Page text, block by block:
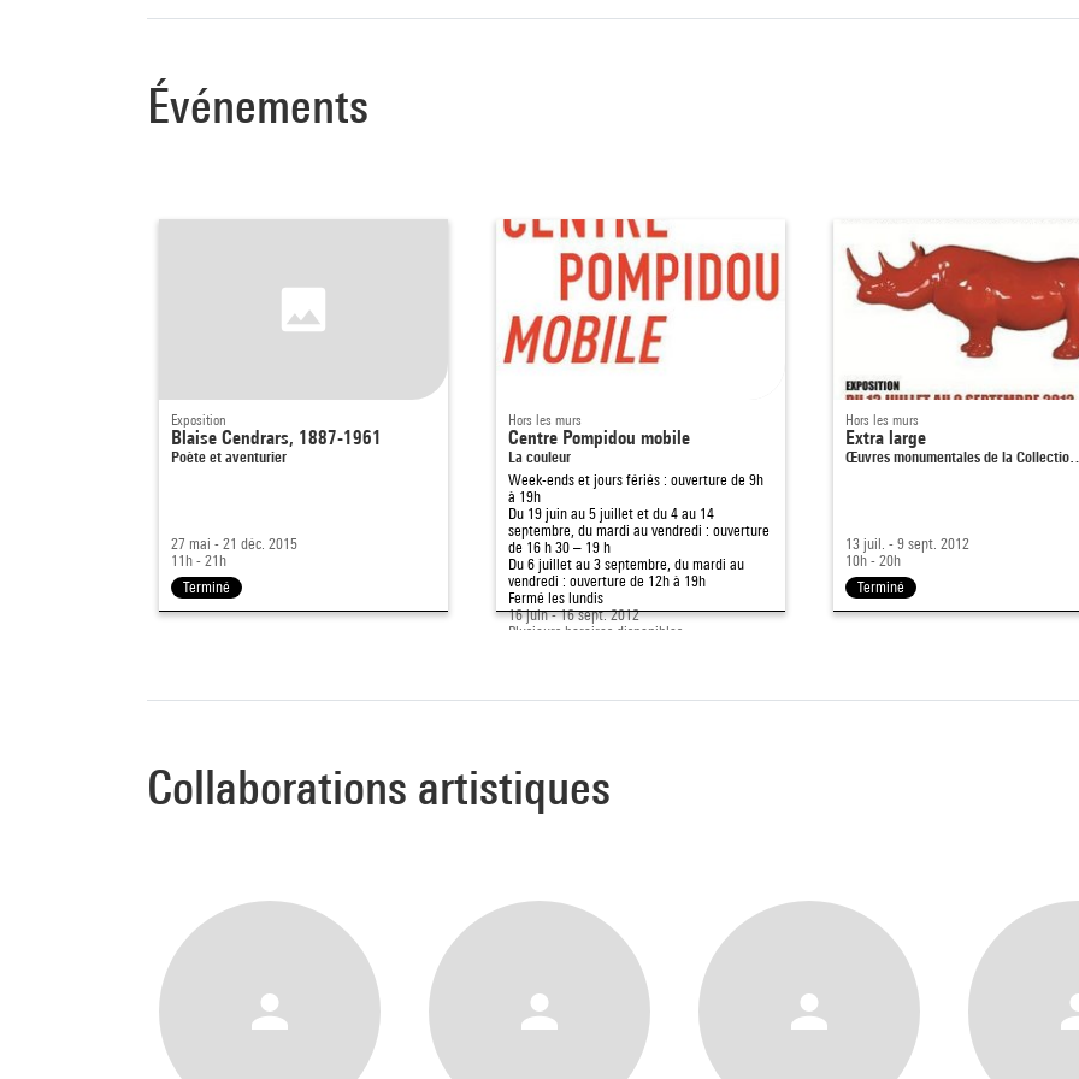
de jeunes mouvements d’art contemporain comme l’art concret ou l’Optical Art. La
est marquée par la lente reconnaissance de son travail d’artiste autonome, dissocié
mari. Elle est ainsi la première femme à avoir bénéficié, en 1964, d’une
au Musée du Louvre.
Événements
Exposition
Blaise Cendrars, 1887-1961
Poète et aventurier
27 mai - 21 déc. 2015
11h - 21h
Terminé
Hors les murs
Centre Pompidou mobile
La couleur
Week-ends et jours fériés : ouverture de 9h
à 19h
Du 19 juin au 5 juillet et du 4 au 14
septembre, du mardi au vendredi : ouverture
de 16 h 30 – 19 h
Du 6 juillet au 3 septembre, du mardi au
vendredi : ouverture de 12h à 19h
Fermé les lundis
16 juin - 16 sept. 2012
Plusieurs horaires disponibles
Hors les murs
Extra large
Œuvres monumentales de la Collectio…
13 juil. - 9 sept. 2012
10h - 20h
Terminé
Collaborations artistiques